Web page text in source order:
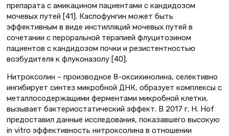
препарата с амикацином пациентами с кандидозом
мочевых путей [41]. Каспофунгин может быть
эффективным в виде инстилляций мочевых путей в
сочетании с пероральной терапией флуцитозином
пациентов с кандидозом почки и резистентностью
возбудителя к флуконазолу [40].
Нитроксолин – производное 8-оксихинолина, селективно
ингибирует синтез микробной ДНК, образует комплексы с
металлосодержащими ферментами микробной клетки,
вызывает бактериостатический эффект. В 2017 г. H. Hof
предоставил данные исследования, показавшего высокую
in vitro эффективность нитроксолина в отношении